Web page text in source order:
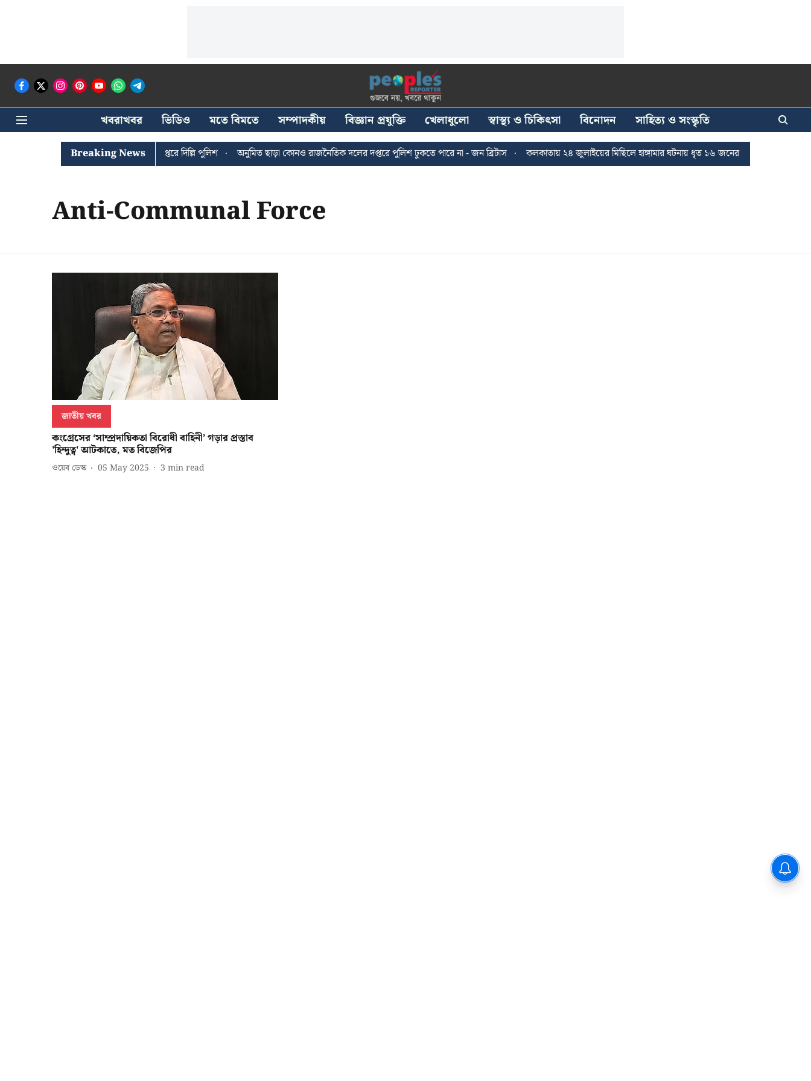
খবরাখবর ভিডিও মতে বিমতে সম্পাদকীয় বিজ্ঞান প্রযুক্তি খেলাধুলো স্বাস্থ্য ও চিকিৎসা বিনোদন সাহিত্য ও সংস্কৃতি
Breaking News
ঐশী ঘোষের খোঁজে সিপিআইএম সদর দপ্তরে দিল্লি পুলিশ অনুমিত ছাড়া কোনও রাজনৈতিক দলের দপ্তরে পুলিশ ঢুকতে পারে না - জন ব্রিটাস কলকাতায় ২৪ জুলাইয়ের মিছিলে হাঙ্গামার ঘটনায় ধৃত ১৬ জনের জামিন
Anti-Communal Force
জাতীয় খবর
কংগ্রেসের ‘সাম্প্রদায়িকতা বিরোধী বাহিনী’ গড়ার প্রস্তাব
'হিন্দুত্ব' আটকাতে, মত বিজেপির
ওয়েব ডেস্ক 05 May 2025 3 min read